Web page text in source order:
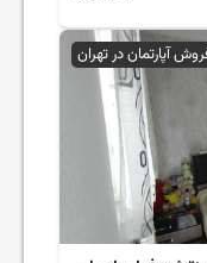
آپارتمان در تهران